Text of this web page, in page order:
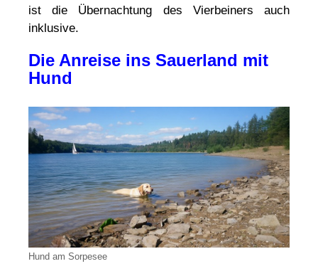
ist die Übernachtung des Vierbeiners auch
inklusive.
Die Anreise ins Sauerland mit
Hund
Hund am Sorpesee